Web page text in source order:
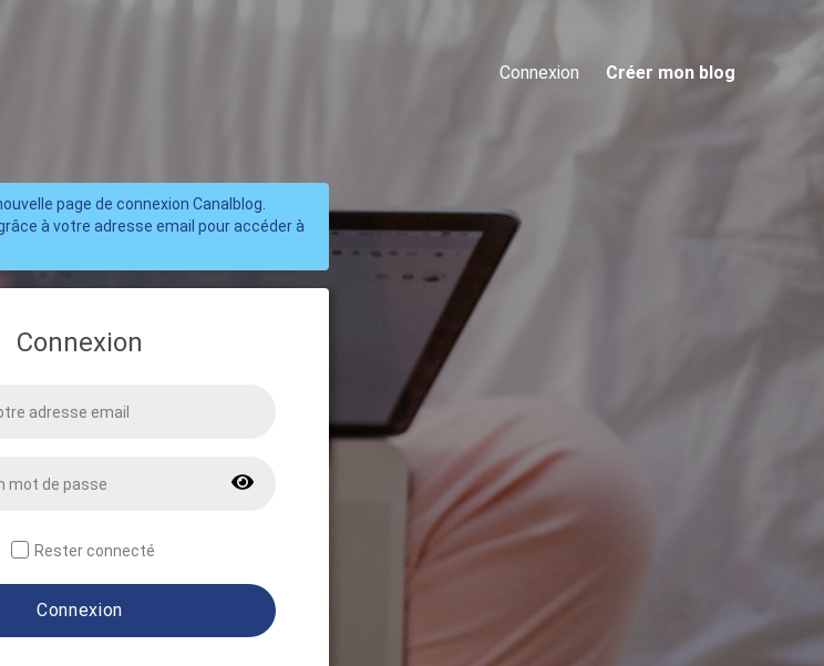
Connexion Créer mon blog
page de connexion Canalblog.
à votre adresse email pour accéder à
Connexion
Rester connecté
Connexion